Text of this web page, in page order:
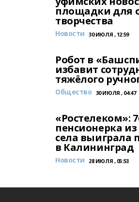
площадки для
творчества
Новости 30 ИЮЛЯ , 12:59
Робот в
избавит
тяжёлого
Общество 30 ИЮЛЯ , 04:47
«Ростелеком»:
пенсионерка
села выиграла
в Калининград
Новости 28 ИЮЛЯ , 05:53